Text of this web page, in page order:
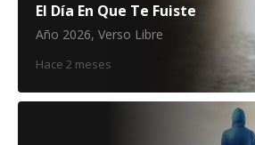
El Día En Que Te Fuiste
Año 2026, Verso Libre
Hace 2 meses